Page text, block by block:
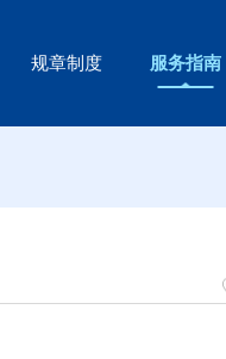
规章制度 服务指南